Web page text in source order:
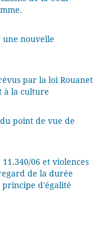
nouvelle
par la loi Rouanet
à la culture
point de vue de
06 et violences
de la durée
d'égalité